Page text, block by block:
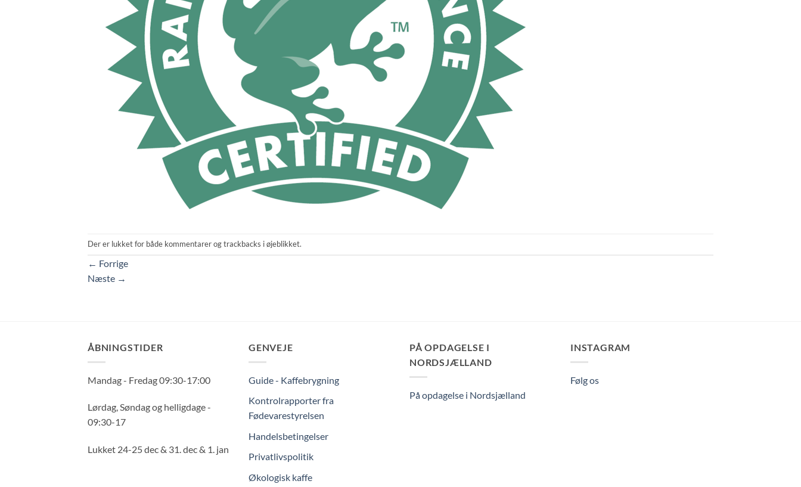
Der er lukket for både kommentarer og trackbacks i øjeblikket.
← Forrige
Næste →
ÅBNINGSTIDER
Mandag - Fredag 09:30-17:00
Lørdag, Søndag og helligdage -
09:30-17
Lukket 24-25 dec & 31. dec & 1. jan
GENVEJE
Guide - Kaffebrygning
Kontrolrapporter fra
Fødevarestyrelsen
Handelsbetingelser
Privatlivspolitik
Økologisk kaffe
PÅ OPDAGELSE I
NORDSJÆLLAND
På opdagelse i Nordsjælland
INSTAGRAM
Følg os